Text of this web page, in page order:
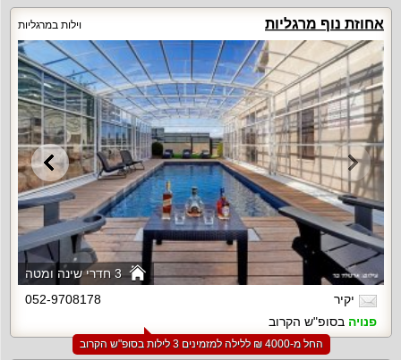
אחוזת נוף מרגליות וילות במרגליות
3 חדרי שינה ומטה
יקיר
052-9708178
פנויה בסופ"ש הקרוב
החל מ-‏4000 ₪ ללילה למזמינים 3 לילות בסופ"ש הקרוב